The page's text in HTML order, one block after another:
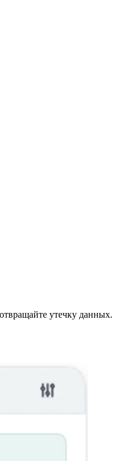
утечку данных.